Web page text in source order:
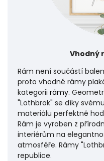
Vhodný
Rám není součástí
proto vhodné rámy
kategorii rámy.
"Lothbrok" se díky
materiálu perfektně
Rám je vyroben z
interiérům na
atmosféře. Rámy
republice.